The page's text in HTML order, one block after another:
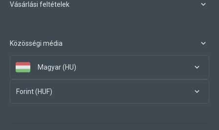
Vásárlási feltételek
Közösségi média
Magyar (HU)
Forint (HUF)